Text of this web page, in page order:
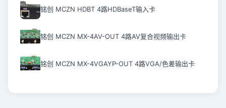
铭创 MCZN HDBT 4路HDBaseT输入卡
铭创 MCZN MX-4AV-OUT 4路AV复合视频输出卡
铭创 MCZN MX-4VGAYP-OUT 4路VGA/色差输出卡